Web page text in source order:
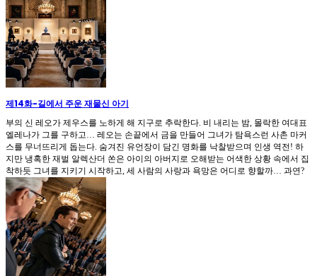
제14화-길에서 주운 재물신 아기
부의 신 레오가 제우스를 노하게 해 지구로 추락한다. 비 내리는 밤, 몰락한 여대표
엘레나가 그를 구하고… 레오는 손끝에서 금을 만들어 그녀가 탐욕스런 사촌 마커
스를 무너뜨리게 돕는다. 숨겨진 유언장이 담긴 명화를 낙찰받으며 인생 역전! 하
지만 냉혹한 재벌 알렉산더 쏜은 아이의 아버지로 오해받는 어색한 상황 속에서 집
착하듯 그녀를 지키기 시작하고, 세 사람의 사랑과 욕망은 어디로 향할까… 과연?